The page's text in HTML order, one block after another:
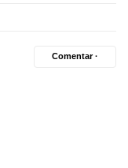
Comentar ·